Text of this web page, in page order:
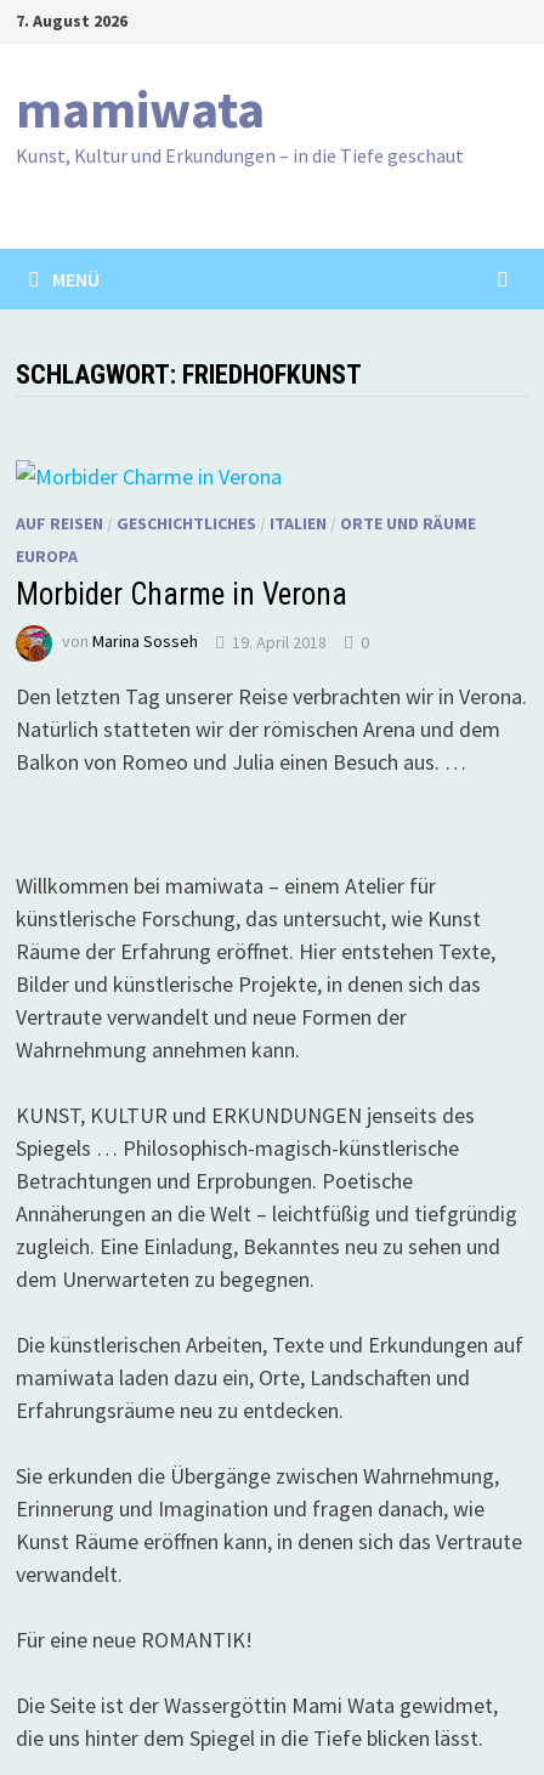
Zum7. August 2026
mamiwata
Kunst, Kultur und Erkundungen – in die Tiefe geschaut
MENÜ
SCHLAGWORT: FRIEDHOFKUNST
AUF REISEN / GESCHICHTLICHES / ITALIEN / ORTE UND RÄUME
EUROPA
Morbider Charme in Verona
von Marina Sosseh 19. April 2018 0
Den letzten Tag unserer Reise verbrachten wir in Verona.
Natürlich statteten wir der römischen Arena und dem
Balkon von Romeo und Julia einen Besuch aus. …
Willkommen bei mamiwata – einem Atelier für
künstlerische Forschung, das untersucht, wie Kunst
Räume der Erfahrung eröffnet. Hier entstehen Texte,
Bilder und künstlerische Projekte, in denen sich das
Vertraute verwandelt und neue Formen der
Wahrnehmung annehmen kann.
KUNST, KULTUR und ERKUNDUNGEN jenseits des
Spiegels … Philosophisch-magisch-künstlerische
Betrachtungen und Erprobungen. Poetische
Annäherungen an die Welt – leichtfüßig und tiefgründig
zugleich. Eine Einladung, Bekanntes neu zu sehen und
dem Unerwarteten zu begegnen.
Die künstlerischen Arbeiten, Texte und Erkundungen auf
mamiwata laden dazu ein, Orte, Landschaften und
Erfahrungsräume neu zu entdecken.
Sie erkunden die Übergänge zwischen Wahrnehmung,
Erinnerung und Imagination und fragen danach, wie
Kunst Räume eröffnen kann, in denen sich das Vertraute
verwandelt.
Für eine neue ROMANTIK!
Die Seite ist der Wassergöttin Mami Wata gewidmet,
die uns hinter dem Spiegel in die Tiefe blicken lässt.